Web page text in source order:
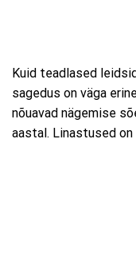
Kuid teadlased
sagedus on väga
nõuavad nägemise
aastal. Linastused